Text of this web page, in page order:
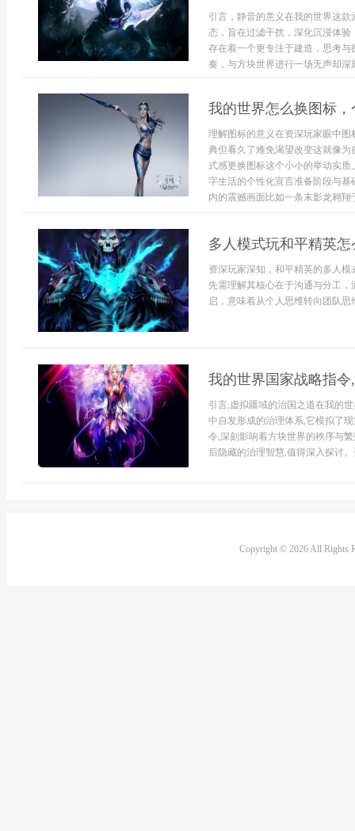
引言，静音的意义在我的世界这
态，旨在过滤干扰，深化沉浸体
存在着一个更专注于建造，思考
奏，与方块世界进行一场无声却深
我的世界怎么换图标
理解图标的意义在资深玩家眼中
典但看久了难免渴望改变这就像
式感更换图标这个小小的举动实
字生活的个性化宣言准备阶段与
内的震撼画面比如一条末影龙翱翔
多人模式玩和平精英
资深玩家深知，和平精英的多人
先需理解其核心在于沟通与分工
启，意味着从个人思维转向团队
我的世界国家战略指
引言,虚拟疆域的治国之道在我的
中自发形成的治理体系,它模拟了
令,深刻影响着方块世界的秩序与
后隐藏的治理智慧,值得深入探讨
Copyright © 2026 All Rights